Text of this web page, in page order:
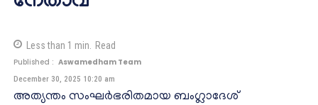
Less than 1 min. Read
Published : Aswamedham Team
December 30, 2025 10:20 am
അത്യന്തം സംഘര്‍ഭരിതമായ ബംഗ്ലാദേശ്